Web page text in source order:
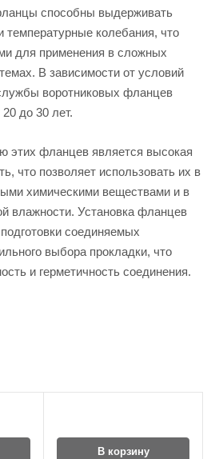
способны выдерживать
температурные колебания, что
для применения в сложных
В зависимости от условий
воротниковых фланцев
до 30 лет.
этих фланцев является высокая
что позволяет использовать их в
химическими веществами и в
влажности. Установка фланцев
соединяемых
выбора прокладки, что
и герметичность соединения.
В корзину